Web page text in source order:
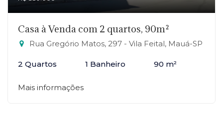
Casa à Venda com 2 quartos, 90m²
Rua Gregório Matos, 297 - Vila Feital, Mauá-SP
2 Quartos 1 Banheiro 90 m²
Mais informações